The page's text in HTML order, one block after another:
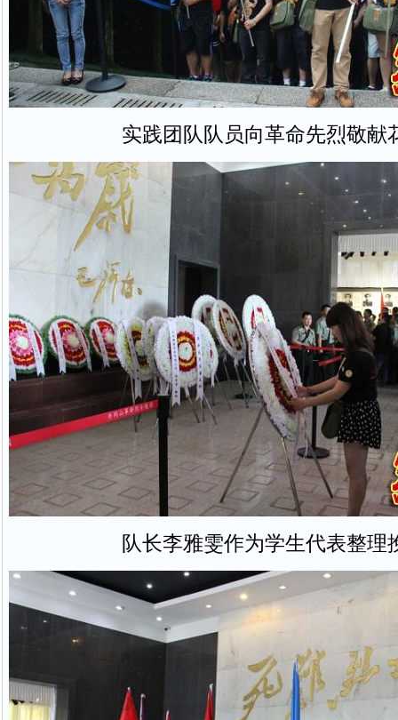
实践团队队员向革命先烈敬献
队长李雅雯作为学生代表整理